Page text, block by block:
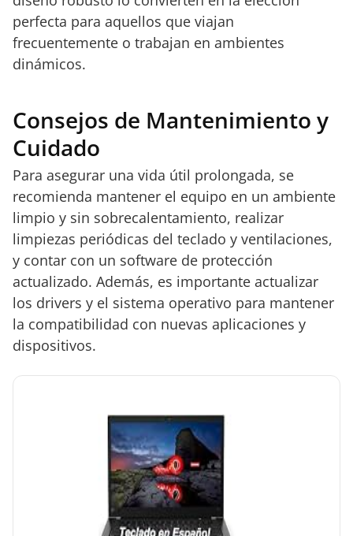
perfecta para aquellos que viajan
frecuentemente o trabajan en ambientes
dinámicos.
Consejos de Mantenimiento y
Cuidado
Para asegurar una vida útil prolongada, se
recomienda mantener el equipo en un ambiente
limpio y sin sobrecalentamiento, realizar
limpiezas periódicas del teclado y ventilaciones,
y contar con un software de protección
actualizado. Además, es importante actualizar
los drivers y el sistema operativo para mantener
la compatibilidad con nuevas aplicaciones y
dispositivos.